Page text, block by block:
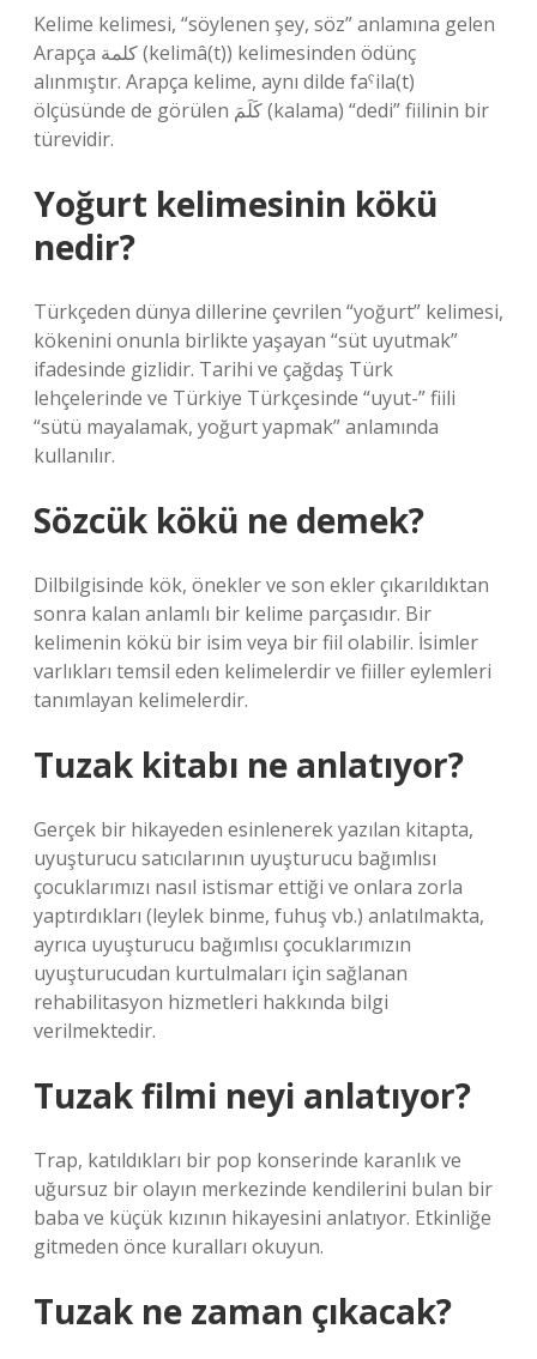
Kelime kelimesi, “söylenen şey, söz” anlamına gelen
Arapça كلمة (kelimâ(t)) kelimesinden ödünç
alınmıştır. Arapça kelime, aynı dilde faˁila(t)
ölçüsünde de görülen كَلَمَ (kalama) “dedi” fiilinin bir
türevidir.
Yoğurt kelimesinin kökü
nedir?
Türkçeden dünya dillerine çevrilen “yoğurt” kelimesi,
kökenini onunla birlikte yaşayan “süt uyutmak”
ifadesinde gizlidir. Tarihi ve çağdaş Türk
lehçelerinde ve Türkiye Türkçesinde “uyut-” fiili
“sütü mayalamak, yoğurt yapmak” anlamında
kullanılır.
Sözcük kökü ne demek?
Dilbilgisinde kök, önekler ve son ekler çıkarıldıktan
sonra kalan anlamlı bir kelime parçasıdır. Bir
kelimenin kökü bir isim veya bir fiil olabilir. İsimler
varlıkları temsil eden kelimelerdir ve fiiller eylemleri
tanımlayan kelimelerdir.
Tuzak kitabı ne anlatıyor?
Gerçek bir hikayeden esinlenerek yazılan kitapta,
uyuşturucu satıcılarının uyuşturucu bağımlısı
çocuklarımızı nasıl istismar ettiği ve onlara zorla
yaptırdıkları (leylek binme, fuhuş vb.) anlatılmakta,
ayrıca uyuşturucu bağımlısı çocuklarımızın
uyuşturucudan kurtulmaları için sağlanan
rehabilitasyon hizmetleri hakkında bilgi
verilmektedir.
Tuzak filmi neyi anlatıyor?
Trap, katıldıkları bir pop konserinde karanlık ve
uğursuz bir olayın merkezinde kendilerini bulan bir
baba ve küçük kızının hikayesini anlatıyor. Etkinliğe
gitmeden önce kuralları okuyun.
Tuzak ne zaman çıkacak?